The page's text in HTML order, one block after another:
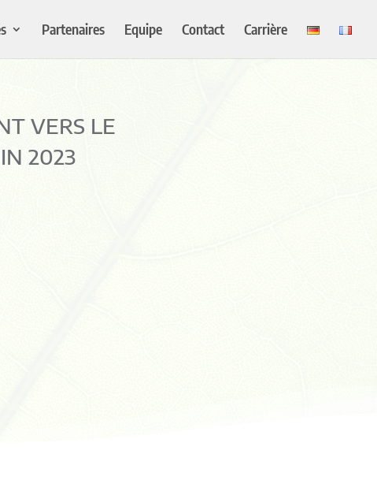
Partenaires Equipe Contact Carrière
VERS LE
2023